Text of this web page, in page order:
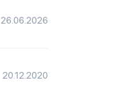
26.06.2026
20.12.2020